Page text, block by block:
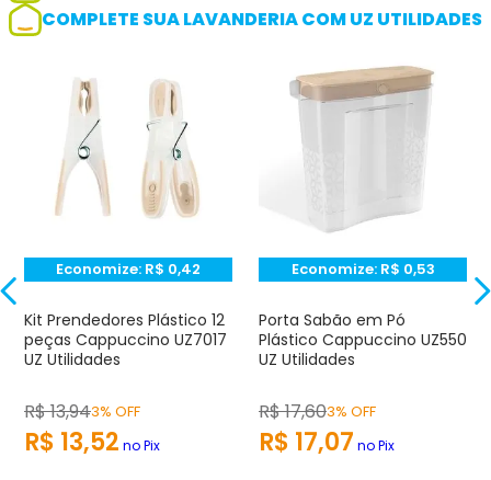
Adicionar avaliação
Avaliação
Avalie o produto de 1 até 5 estrelas
★ ★★ ☆☆
Endereço de e-mail
Escrever avaliação
COMPLETE SUA LAVANDERIA COM UZ UTILIDADES
Economize: R$ 0,42
Kit Prendedores Plástico 12
peças Cappuccino UZ7017
UZ Utilidades
R$13,943% OFF
R$ 13,52 no Pix
Economize: R$ 0,53
Porta Sabão em Pó
Plástico Cappuccino UZ550
UZ Utilidades
R$17,603% OFF
R$ 17,07 no Pix